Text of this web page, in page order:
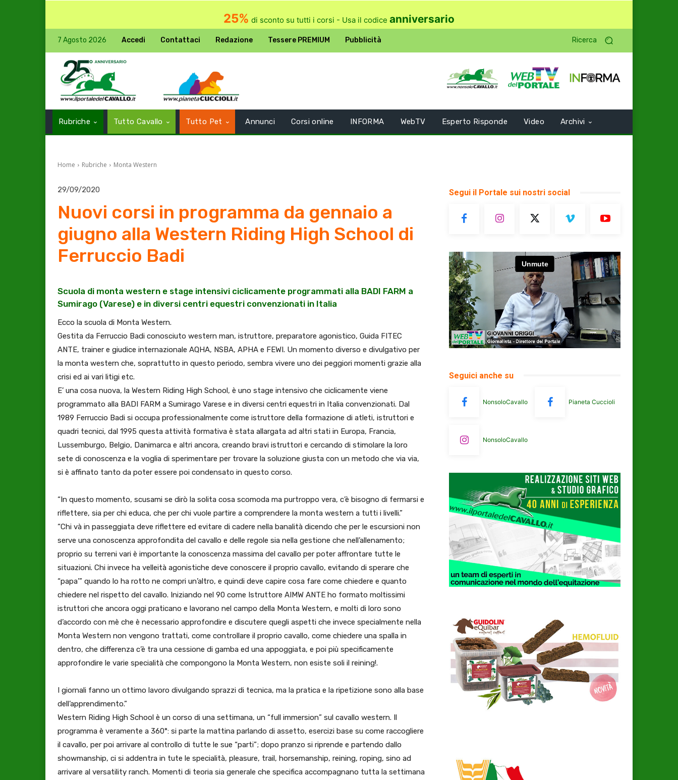
25% di sconto su tutti i corsi - Usa il codice anniversario
7 Agosto 2026 Accedi Contattaci Redazione Tessere PREMIUM Pubblicità Ricerca
Rubriche Tutto Cavallo Tutto Pet Annunci Corsi online INFORMA WebTV Esperto Risponde Video Archivi
Home Rubriche Monta Western
29/09/2020
Nuovi corsi in programma da gennaio a
giugno alla Western Riding High School di
Ferruccio Badi
Scuola di monta western e stage intensivi ciclicamente programmati alla BADI FARM a
Sumirago (Varese) e in diversi centri equestri convenzionati in Italia
Ecco la scuola di Monta Western.
Gestita da Ferruccio Badi conosciuto western man, istruttore, preparatore agonistico, Guida FITEC
ANTE, trainer e giudice internazionale AQHA, NSBA, APHA e FEWI. Un momento diverso e divulgativo per
la monta western che, soprattutto in questo periodo, sembra vivere uno dei peggiori momenti grazie alla
crisi ed ai vari litigi etc.
E’ una cosa nuova, la Western Riding High School, è uno stage intensivo che ciclicamente viene
programmato alla BADI FARM a Sumirago Varese e in diversi centri equestri in Italia convenzionati. Dal
1989 Ferruccio Badi si occupa professionalmente come istruttore della formazione di atleti, istruttori e
quadri tecnici, dal 1995 questa attività formativa è stata allargata ad altri stati in Europa, Francia,
Lussemburgo, Belgio, Danimarca e altri ancora, creando bravi istruttori e cercando di stimolare la loro
sete di conoscenza e la voglia di sperimentare per trovare la soluzione giusta con un metodo che via via,
si è affinato tanto da poter essere poi condensato in questo corso.
“In questo momento, scusami se dirò la solita cosa scomoda ma purtroppo vera, c’è bisogno di fermarsi e
riflettere, sia per chi educa, che per chi vuole partire a comprendere la monta western a tutti i livelli.”
“Chi và in passeggiata deve riflettere ed evitare di cadere nella banalità dicendo che per le escursioni non
serve una conoscenza approfondita del cavallo e delle regole sia nella gestione che nell’allenamento;
proprio su terreni vari è importante la conoscenza massima del cavallo per poter affrontare tutte le
situazioni. Chi invece ha velleità agonistiche deve conoscere il proprio cavallo, evitando di sperare che
“papa’” quando lo ha rotto ne compri un’altro, e quindi deve capire cosa fare come chiedere e quanto
chiedere nel rispetto del cavallo. Iniziando nel 90 come Istruttore AIMW ANTE ho formato moltissimi
istruttori che ancora oggi praticano e lavorano nel campo della Monta Western, e molti di loro sono
d’accordo con mè che è necessario approfondire e discutere quegli aspetti che invece specialmente nella
Monta Western non vengono trattati, come controllare il proprio cavallo, come chiedere una spalla in
dentro, che differenza c’è tra una cessione di gamba ed una appoggiata, e poi più specificamente
approfondire le varie specialità che compongono la Monta Western, non esiste soli il reining!.
I giornali fanno un ottimo lavoro divulgando sprazzi di tecnica, ma la pratica e la ripetizione sono alla base
dell’apprendimento.”
Western Riding High School è un corso di una settimana, un “full immersion” sul cavallo western. Il
programma è veramente a 360°: si parte la mattina parlando di assetto, esercizi base su come raccogliere
il cavallo, per poi arrivare al controllo di tutte le sue “parti”; dopo pranzo si riprende e partendo dallo
showmanship, ci si addentra in tute le specialità, pleasure, trail, horsemanship, reining, roping, sino ad
arrivare al versatility ranch. Momenti di teoria sia generale che specifica accompagnano tutta la settimana
Segui il Portale sui nostri social
Seguici anche su
NonsoloCavallo Pianeta Cuccioli
NonsoloCavallo